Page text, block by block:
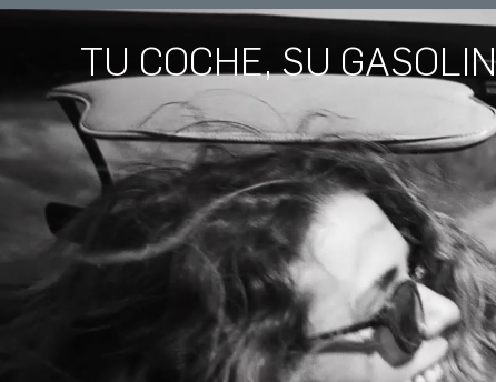
Nuevas energías
TCSM
Landing
TU COCHE, SU